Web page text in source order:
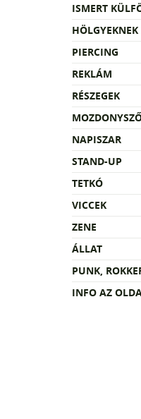
ISMERT
HÖLGYEKNEK
PIERCING
REKLÁM
RÉSZEGEK
NAPISZAR
STAND-UP
TETKÓ
VICCEK
ZENE
ÁLLAT
PUNK,
INFO AZ